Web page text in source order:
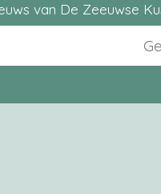
van De Zeeuwse